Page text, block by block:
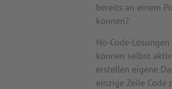
bereits an einem
können?
No-Code-
können selbst
erstellen eigene
einzige Zeile Code